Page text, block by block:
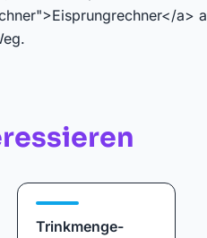
a>
Trinkmenge-